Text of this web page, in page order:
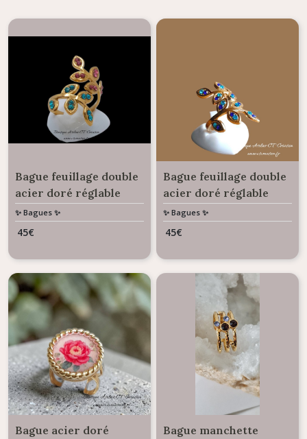
Bague feuillage double
acier doré réglable
sertie de strass en
Cristal Autrichien
✨ Bagues ✨
45€
Bague feuillage double
acier doré réglable
sertie de strass en
Cristal Autrichien
royal
✨ Bagues ✨
45€
Bague acier doré
Bague manchette